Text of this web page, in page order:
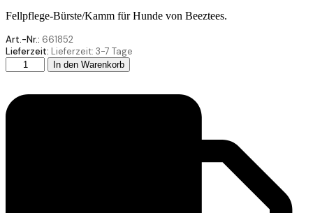
Fellpflege-Bürste/Kamm für Hunde von Beeztees.
Art.-Nr.: 661852
Lieferzeit: Lieferzeit: 3-7 Tage
Beeztees
Gummi
Gross
15
In den Warenkorb